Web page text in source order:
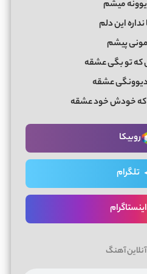
میشم
این دلم
پیشم
تو بگی عشقه
دیوونگی عشقه
خودش خود عشقه
روبیکا
تلگرام
اینستاگرام
آهنگ